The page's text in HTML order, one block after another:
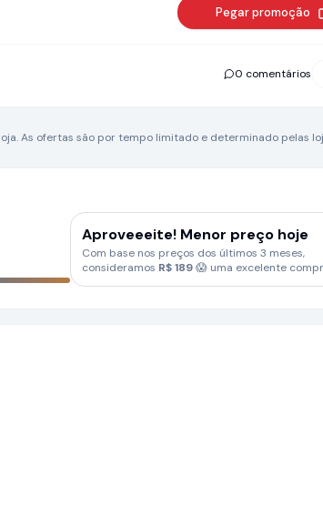
Pegar promoção
0 comentários
As ofertas são por tempo limitado e determinado pelas
Aproveeeite! Menor preço hoje
Com base nos preços dos últimos 3 meses,
consideramos R$189 😱 uma excelente